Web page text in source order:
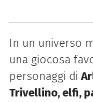
In un universo
una giocosa
personaggi di
Trivellino, elfi,